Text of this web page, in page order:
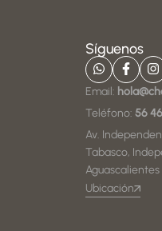
Síguenos
Email:
Teléfono:56
Av.
Tabasco,
Aguascalientes
Ubicación